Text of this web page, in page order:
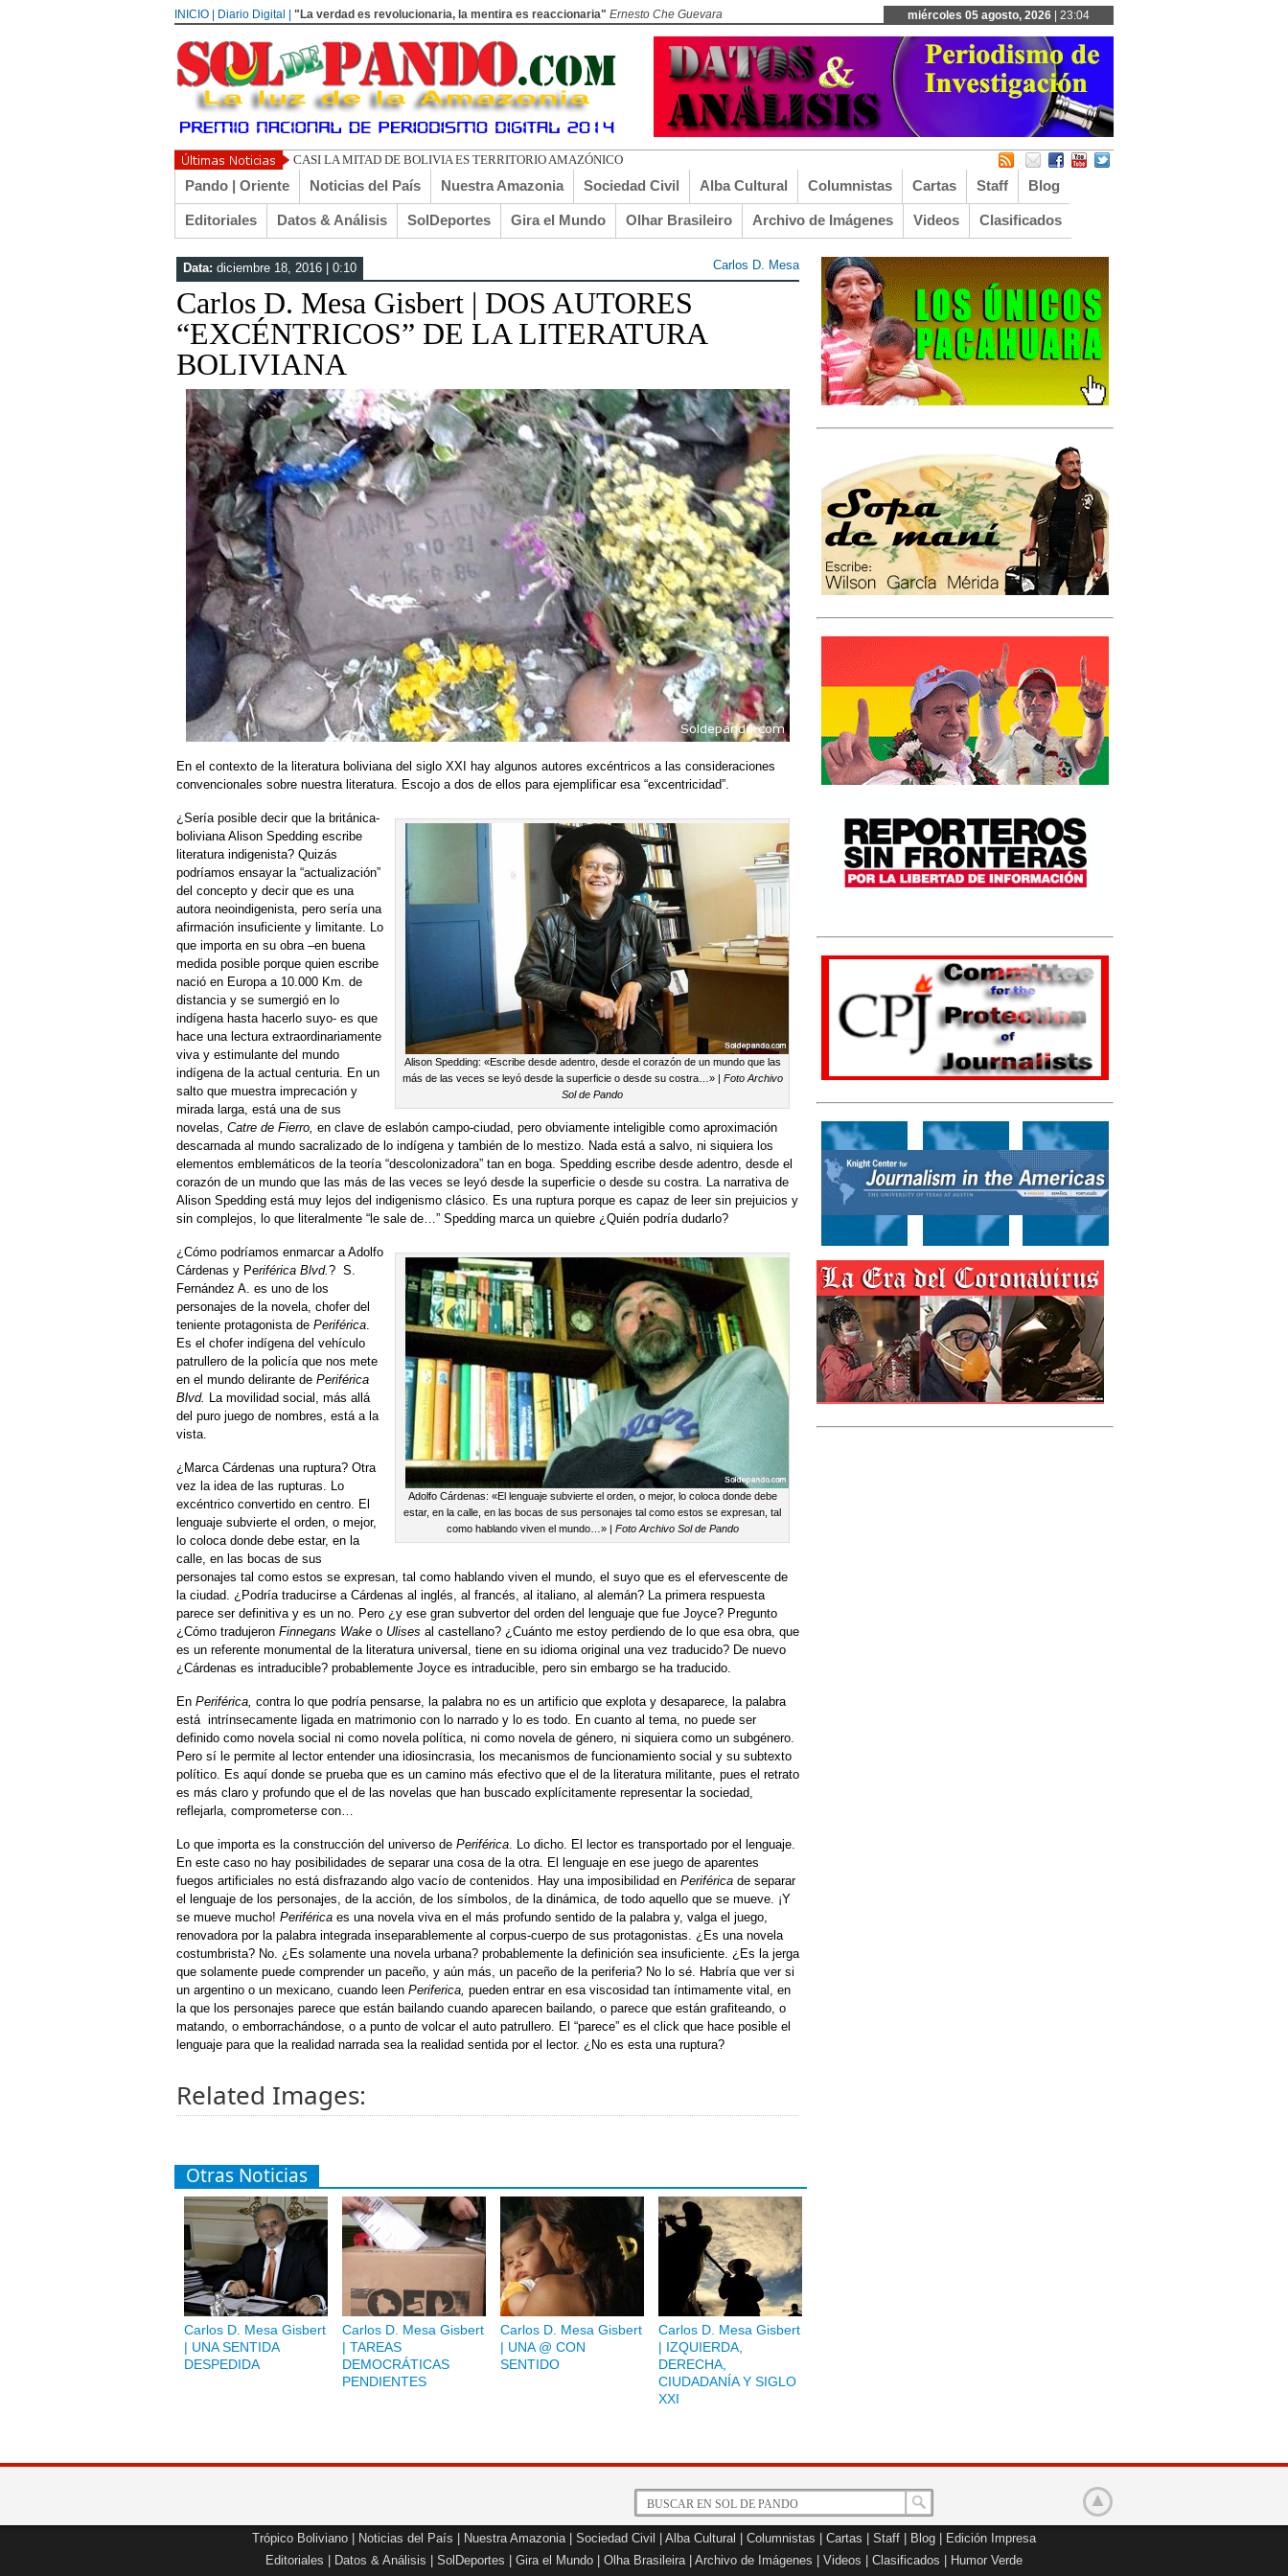
INICIO | Diario Digital | "La verdad es revolucionaria, la mentira es reaccionaria" Ernesto Che Guevara miércoles 05 agosto, 2026 | 23:04
UN LIBE
Pando | Oriente Noticias del País Nuestra Amazonia Sociedad Civil Alba Cultural Columnistas Cartas Staff Blog
Editoriales Datos & Análisis SolDeportes Gira el Mundo Olhar Brasileiro Archivo de Imágenes Videos Clasificados
Data: diciembre 18, 2016 | 0:10 Carlos D. Mesa
Carlos D. Mesa Gisbert | DOS AUTORES
“EXCÉNTRICOS” DE LA LITERATURA
BOLIVIANA
En el contexto de la literatura boliviana del siglo XXI hay algunos autores excéntricos a las consideraciones
convencionales sobre nuestra literatura. Escojo a dos de ellos para ejemplificar esa “excentricidad”.
Alison Spedding: «Escribe desde adentro, desde el corazón de un mundo que las
más de las veces se leyó desde la superficie o desde su costra…» | Foto Archivo
Sol de Pando
¿Sería posible decir que la británica-
boliviana Alison Spedding escribe
literatura indigenista? Quizás
podríamos ensayar la “actualización”
del concepto y decir que es una
autora neoindigenista, pero sería una
afirmación insuficiente y limitante. Lo
que importa en su obra –en buena
medida posible porque quien escribe
nació en Europa a 10.000 Km. de
distancia y se sumergió en lo
indígena hasta hacerlo suyo- es que
hace una lectura extraordinariamente
viva y estimulante del mundo
indígena de la actual centuria. En un
salto que muestra imprecación y
mirada larga, está una de sus
novelas, Catre de Fierro, en clave de eslabón campo-ciudad, pero obviamente inteligible como aproximación
descarnada al mundo sacralizado de lo indígena y también de lo mestizo. Nada está a salvo, ni siquiera los
elementos emblemáticos de la teoría “descolonizadora” tan en boga. Spedding escribe desde adentro, desde el
corazón de un mundo que las más de las veces se leyó desde la superficie o desde su costra. La narrativa de
Alison Spedding está muy lejos del indigenismo clásico. Es una ruptura porque es capaz de leer sin prejuicios y
sin complejos, lo que literalmente “le sale de…” Spedding marca un quiebre ¿Quién podría dudarlo?
Adolfo Cárdenas: «El lenguaje subvierte el orden, o mejor, lo coloca donde debe
estar, en la calle, en las bocas de sus personajes tal como estos se expresan, tal
como hablando viven el mundo…» | Foto Archivo Sol de Pando
¿Cómo podríamos enmarcar a Adolfo
Cárdenas y Periférica Blvd.? S.
Fernández A. es uno de los
personajes de la novela, chofer del
teniente protagonista de Periférica.
Es el chofer indígena del vehículo
patrullero de la policía que nos mete
en el mundo delirante de Periférica
Blvd. La movilidad social, más allá
del puro juego de nombres, está a la
vista.
¿Marca Cárdenas una ruptura? Otra
vez la idea de las rupturas. Lo
excéntrico convertido en centro. El
lenguaje subvierte el orden, o mejor,
lo coloca donde debe estar, en la
calle, en las bocas de sus
personajes tal como estos se expresan, tal como hablando viven el mundo, el suyo que es el efervescente de
la ciudad. ¿Podría traducirse a Cárdenas al inglés, al francés, al italiano, al alemán? La primera respuesta
parece ser definitiva y es un no. Pero ¿y ese gran subvertor del orden del lenguaje que fue Joyce? Pregunto
¿Cómo tradujeron Finnegans Wake o Ulises al castellano? ¿Cuánto me estoy perdiendo de lo que esa obra, que
es un referente monumental de la literatura universal, tiene en su idioma original una vez traducido? De nuevo
¿Cárdenas es intraducible? probablemente Joyce es intraducible, pero sin embargo se ha traducido.
En Periférica, contra lo que podría pensarse, la palabra no es un artificio que explota y desaparece, la palabra
está intrínsecamente ligada en matrimonio con lo narrado y lo es todo. En cuanto al tema, no puede ser
definido como novela social ni como novela política, ni como novela de género, ni siquiera como un subgénero.
Pero sí le permite al lector entender una idiosincrasia, los mecanismos de funcionamiento social y su subtexto
político. Es aquí donde se prueba que es un camino más efectivo que el de la literatura militante, pues el retrato
es más claro y profundo que el de las novelas que han buscado explícitamente representar la sociedad,
reflejarla, comprometerse con…
Lo que importa es la construcción del universo de Periférica. Lo dicho. El lector es transportado por el lenguaje.
En este caso no hay posibilidades de separar una cosa de la otra. El lenguaje en ese juego de aparentes
fuegos artificiales no está disfrazando algo vacío de contenidos. Hay una imposibilidad en Periférica de separar
el lenguaje de los personajes, de la acción, de los símbolos, de la dinámica, de todo aquello que se mueve. ¡Y
se mueve mucho! Periférica es una novela viva en el más profundo sentido de la palabra y, valga el juego,
renovadora por la palabra integrada inseparablemente al corpus-cuerpo de sus protagonistas. ¿Es una novela
costumbrista? No. ¿Es solamente una novela urbana? probablemente la definición sea insuficiente. ¿Es la jerga
que solamente puede comprender un paceño, y aún más, un paceño de la periferia? No lo sé. Habría que ver si
un argentino o un mexicano, cuando leen Periferica, pueden entrar en esa viscosidad tan íntimamente vital, en
la que los personajes parece que están bailando cuando aparecen bailando, o parece que están grafiteando, o
matando, o emborrachándose, o a punto de volcar el auto patrullero. El “parece” es el click que hace posible el
lenguaje para que la realidad narrada sea la realidad sentida por el lector. ¿No es esta una ruptura?
Related Images:
Otras Noticias
Carlos D. Mesa Gisbert
| UNA SENTIDA
DESPEDIDA
Carlos D. Mesa Gisbert
| TAREAS
DEMOCRÁTICAS
PENDIENTES
Carlos D. Mesa Gisbert
| UNA @ CON
SENTIDO
Carlos D. Mesa Gisbert
| IZQUIERDA,
DERECHA,
CIUDADANÍA Y SIGLO
XXI
Trópico Boliviano Noticias del País Nuestra Amazonia| Sociedad Civil Alba Cultural Columnistas Cartas Staff Blog
Edición Impresa
Editoriales
Datos & Análisis SolDeportes Gira el Mundo Olha Brasileira| Archivo de Imágenes Videos Clasificados
Humor Verde